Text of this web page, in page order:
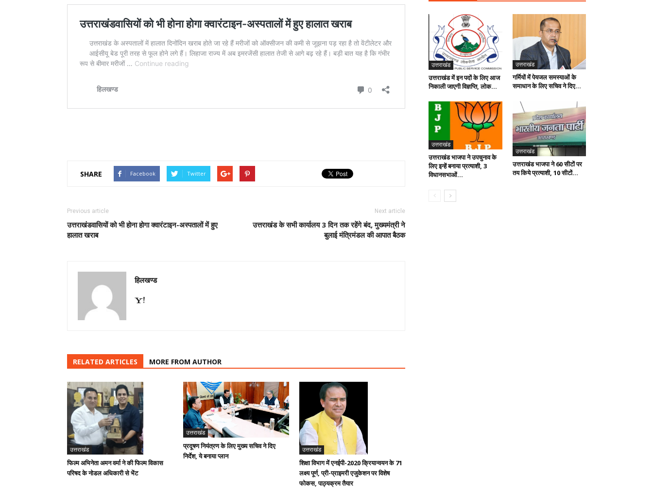
SHARE Facebook Twitter
Previous article
उत्तराखंडवासियों को भी होना होगा क्वारंटाइन-अस्पतालों में हुए
हालात खराब
Next article
उत्तराखंड के सभी कार्यालय 3 दिन तक रहेंगे बंद, मुख्यमंत्री ने
बुलाई मंत्रिमंडल की आपात बैठक
हिलखण्ड
RELATED ARTICLES MORE FROM AUTHOR
उत्तराखंड
फिल्म अभिनेता अमन वर्मा ने की फिल्म विकास
परिषद के नोडल अधिकारी से भेंट
उत्तराखंड
प्रदूषण नियंत्रण के लिए मुख्य सचिव ने दिए
निर्देश, ये बनाया प्लान
उत्तराखंड
शिक्षा विभाग में एनईपी-2020 क्रियान्वयन के 71
लक्ष्य पूर्ण, प्री-प्राइमरी एजुकेशन पर विशेष
फोकस, पाठ्यक्रम तैयार
उत्तराखंड
उत्तराखंड में इन पदों के लिए आज
निकाली जाएगी विज्ञप्ति, लोक...
उत्तराखंड
गर्मियों में पेयजल समस्याओं के
समाधान के लिए सचिव ने दिए...
उत्तराखंड
उत्तराखंड भाजपा ने उपचुनाव के
लिए इन्हें बनाया प्रत्याशी, 3
विधानसभाओं...
उत्तराखंड
उत्तराखंड भाजपा ने 60 सीटों पर
तय किये प्रत्याशी, 10 सीटों...